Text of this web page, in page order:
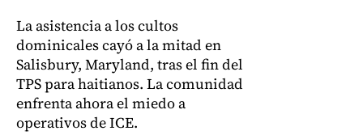
La asistencia a los cultos
dominicales cayó a la mitad en
Salisbury, Maryland, tras el fin del
TPS para haitianos. La comunidad
enfrenta ahora el miedo a
operativos de ICE.